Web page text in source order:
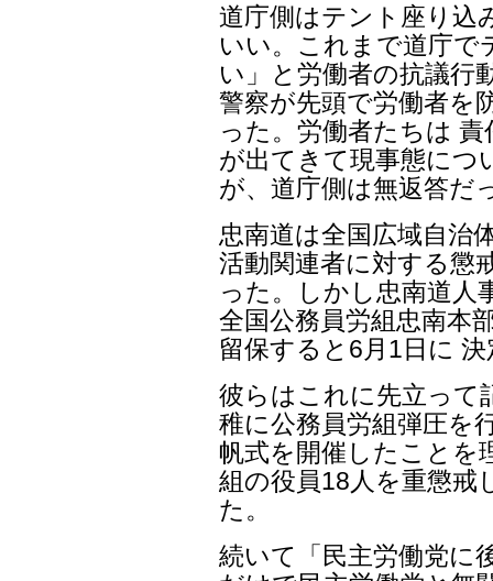
道庁側はテント座り込
いい。これまで道庁で
い」と労働者の抗議行
警察が先頭で労働者を
った。労働者たちは
が出てきて現事態につ
が、道庁側は無返答だ
忠南道は全国広域自治
活動関連者に対する懲
った。しかし忠南道人
全国公務員労組忠南本
留保すると6月1日に
彼らはこれに先立って
稚に公務員労組弾圧を
帆式を開催したことを
組の役員18人を重懲戒
た。
続いて「民主労働党に